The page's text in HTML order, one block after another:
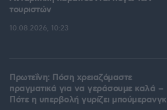
τουριστών
10.08.2026, 10:23
Πρωτεΐνη: Πόση χρειαζόμαστε
πραγματικά για να γεράσουμε καλά –
Πότε η υπερβολή γυρίζει μπούμερανγκ